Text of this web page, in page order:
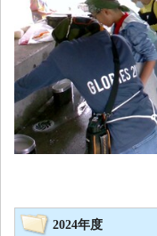
2024年度